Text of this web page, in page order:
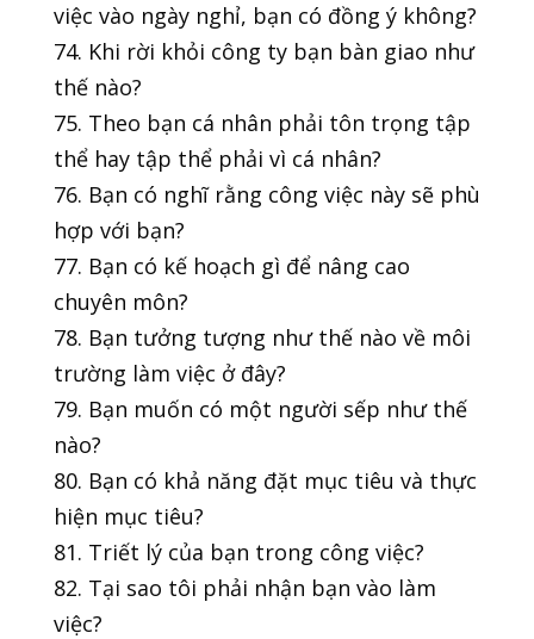
việc vào ngày nghỉ, bạn có đồng ý không?
74. Khi rời khỏi công ty bạn bàn giao như
thế nào?
75. Theo bạn cá nhân phải tôn trọng tập
thể hay tập thể phải vì cá nhân?
76. Bạn có nghĩ rằng công việc này sẽ phù
hợp với bạn?
77. Bạn có kế hoạch gì để nâng cao
chuyên môn?
78. Bạn tưởng tượng như thế nào về môi
trường làm việc ở đây?
79. Bạn muốn có một người sếp như thế
nào?
80. Bạn có khả năng đặt mục tiêu và thực
hiện mục tiêu?
81. Triết lý của bạn trong công việc?
82. Tại sao tôi phải nhận bạn vào làm
việc?